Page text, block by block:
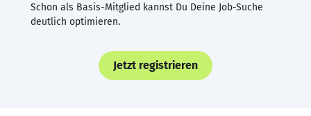
Schon als Basis-Mitglied kannst Du Deine Job-Suche
deutlich optimieren.
Jetzt registrieren